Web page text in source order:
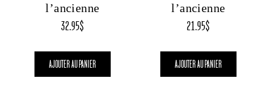
l’ancienne
32.95$
AJOUTER AU PANIER
l’ancienne
21.95$
AJOUTER AU PANIER